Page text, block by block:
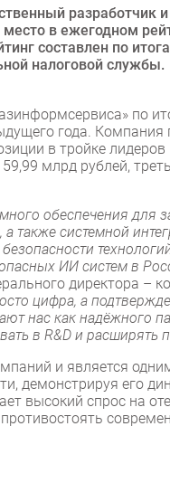
разработчик и
в ежегодном
составлен по
налоговой службы.
по
года.
в тройке
млрд рублей,
обеспечения для
также системной
ИИ систем в
директора –
цифра, а
нас как надёжного
в R&D и расширять
и является
демонстрируя его
высокий спрос на